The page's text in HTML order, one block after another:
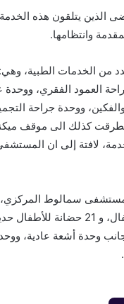
الذين يتلقون هذه
وانتظامها.
الخدمات الطبية،
العمود الفقري، ووحدة
ووحدة جراحة
تطرقت كذلك الى موقف
لافتة إلى ان
لمستشفى سمالوط
90 سريراً للأقسام الداخلية، و 32 سرير عناية مركزة للكبار، و 8 أسرة عناية مركزة للأطفال، و 21
و 43 وحدة غسيل كلوي، إلى جانب وحدة أشعة